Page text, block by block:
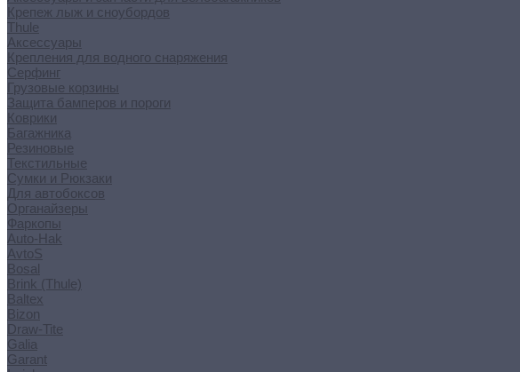
Крепеж лыж и сноубордов
Thule
Аксессуары
Крепления для водного снаряжения
Серфинг
Грузовые корзины
Защита бамперов и пороги
Коврики
Багажника
Резиновые
Текстильные
Сумки и Рюкзаки
Для автобоксов
Органайзеры
Фаркопы
Auto-Hak
AvtoS
Bosal
Brink (Thule)
Baltex
Bizon
Draw-Tite
Galia
Garant